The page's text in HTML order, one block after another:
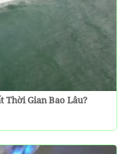
Thời Gian Bao Lâu?